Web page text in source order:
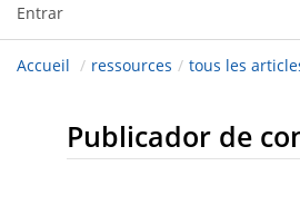
Entrar
Accueil / ressources / tous les
Publicador de